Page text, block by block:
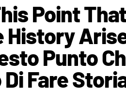
Point
History
Punto
Fare